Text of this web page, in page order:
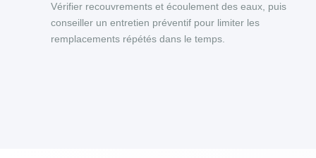
Vérifier recouvrements et écoulement des eaux, puis
conseiller un entretien préventif pour limiter les
remplacements répétés dans le temps.